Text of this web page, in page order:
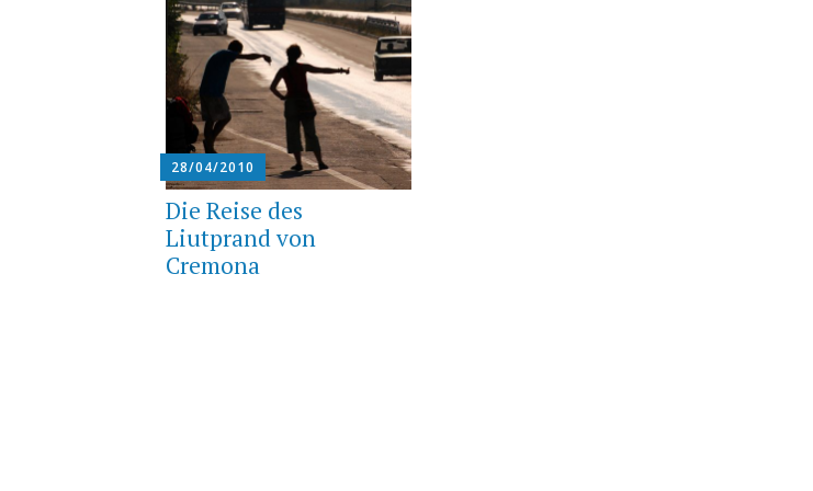
28/04/2010
Die Reise des
Liutprand von
Cremona